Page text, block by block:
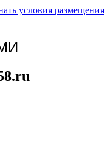
условия размещения